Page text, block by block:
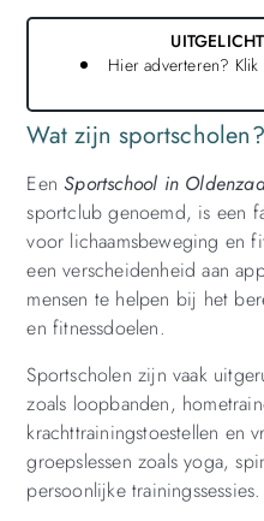
Wat zijn sportscholen?
EenSportschool in
sportclub genoemd, is een
voor lichaamsbeweging en
een verscheidenheid aan
mensen te helpen bij het
en fitnessdoelen.
Sportscholen zijn vaak
zoals loopbanden,
krachttrainingstoestellen en
groepslessen zoals yoga,
persoonlijke trainingssessies.
Hier adverteren? Klik